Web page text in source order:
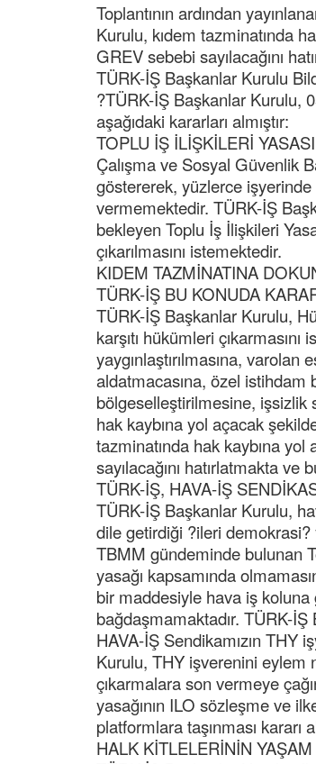
Toplantının ardından
Kurulu, kıdem tazminatında
GREV sebebi sayılacağını
TÜRK-İŞ Başkanlar Kurulu
?TÜRK-İŞ Başkanlar Kurulu,
aşağıdaki kararları almıştır:
TOPLU İŞ İLİŞKİLERİ
Çalışma ve Sosyal Güvenlik
göstererek, yüzlerce
vermemektedir. TÜRK-İŞ
bekleyen Toplu İş İlişkileri
çıkarılmasını istemektedir.
KIDEM TAZMİNATINA
TÜRK-İŞ BU KONUDA
TÜRK-İŞ Başkanlar Kurulu,
karşıtı hükümleri
yaygınlaştırılmasına,
aldatmacasına, özel
bölgeselleştirilmesine, işsizlik
hak kaybına yol açacak
tazminatında hak kaybına
sayılacağını hatırlatmakta ve
TÜRK-İŞ, HAVA-İŞ
TÜRK-İŞ Başkanlar Kurulu,
dile getirdiği ?ileri demokrasi?
TBMM gündeminde bulunan
yasağı kapsamında
bir maddesiyle hava iş
bağdaşmamaktadır. TÜRK-
HAVA-İŞ Sendikamızın THY
Kurulu, THY işverenini eylem
çıkarmalara son vermeye
yasağının ILO sözleşme ve
platformlara taşınması kararı
HALK KİTLELERİNİN